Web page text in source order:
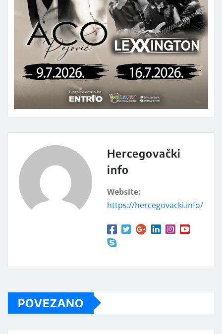
Hercegovački
info
Website:
https://hercegovacki.info/
POVEZANO